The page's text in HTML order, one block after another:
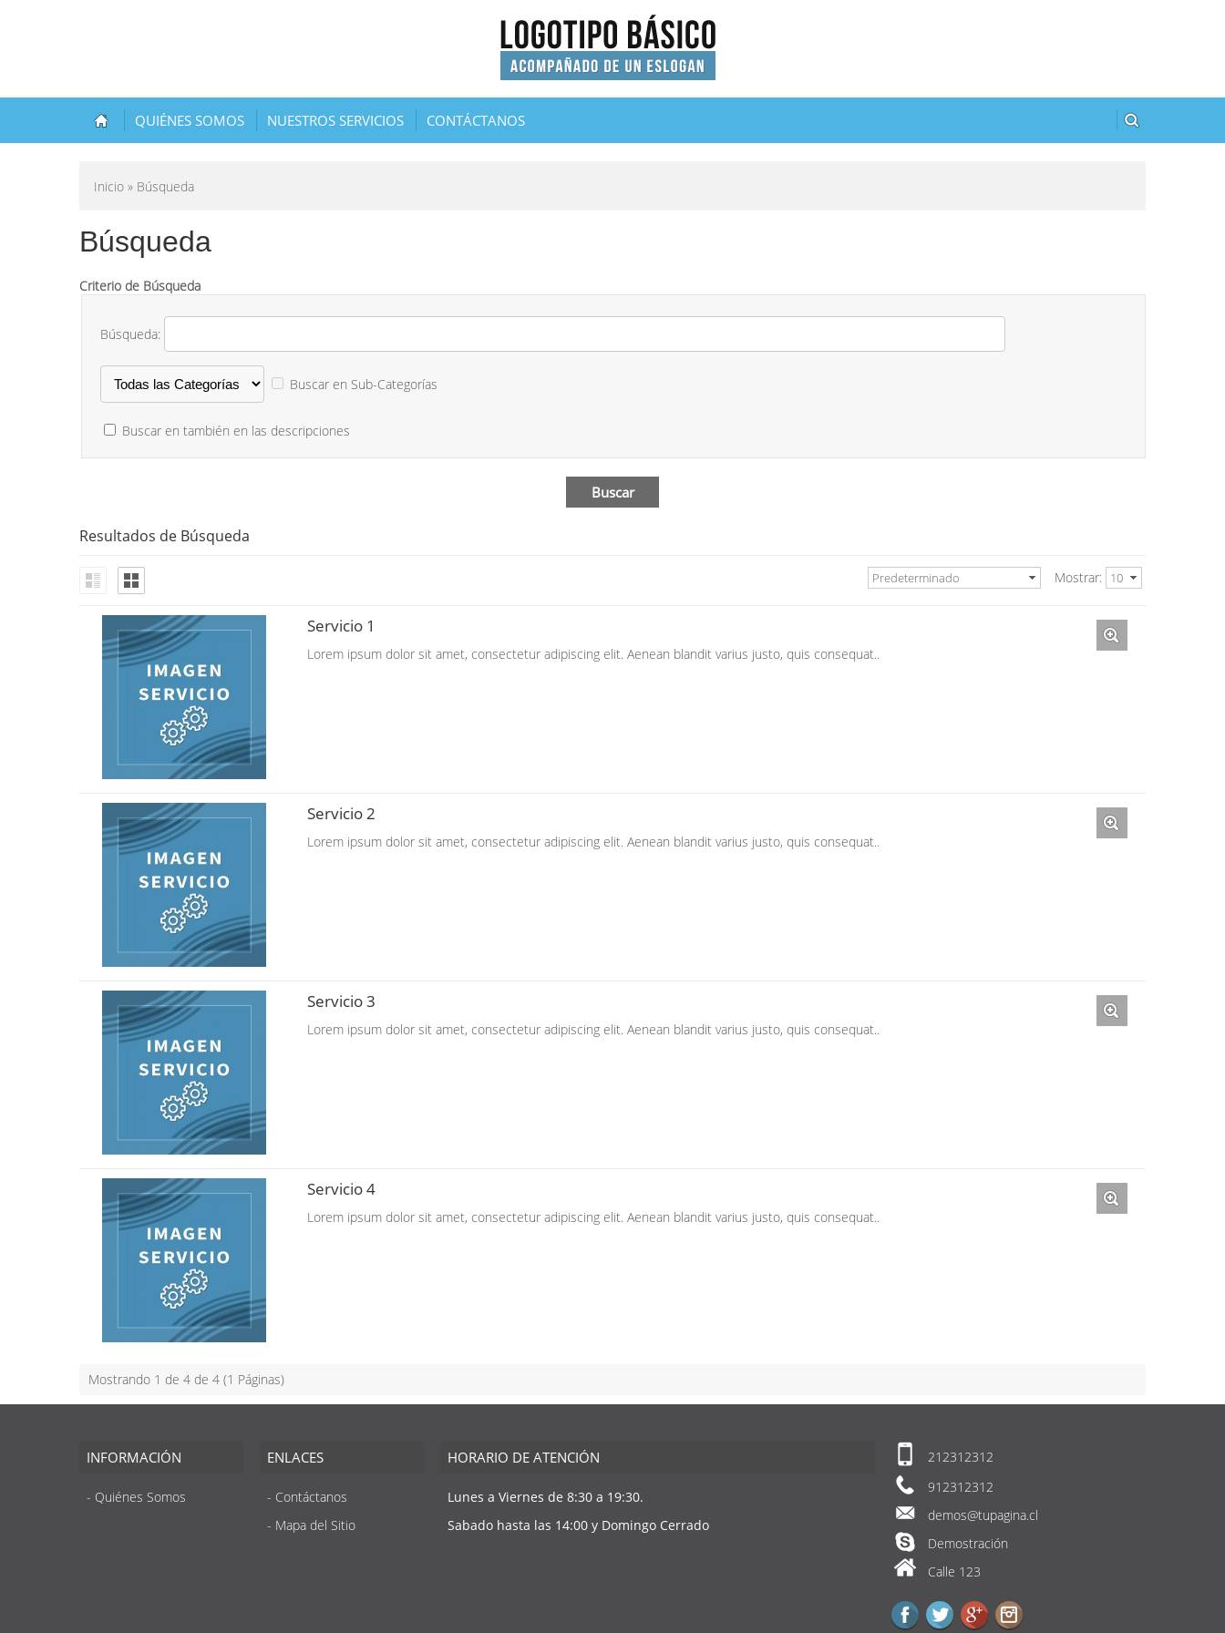
QUIÉNES SOMOS NUESTROS SERVICIOS CONTÁCTANOS
Inicio » Búsqueda
Búsqueda
Criterio de Búsqueda
Búsqueda:
Buscar en Sub-Categorías
Buscar en también en las descripciones
Resultados de Búsqueda
Mostrar: 10
Predeterminado
Servicio 1
Lorem ipsum dolor sit amet, consectetur adipiscing elit. Aenean blandit varius justo, quis consequat..
Servicio 2
Lorem ipsum dolor sit amet, consectetur adipiscing elit. Aenean blandit varius justo, quis consequat..
Servicio 3
Lorem ipsum dolor sit amet, consectetur adipiscing elit. Aenean blandit varius justo, quis consequat..
Servicio 4
Lorem ipsum dolor sit amet, consectetur adipiscing elit. Aenean blandit varius justo, quis consequat..
Mostrando 1 de 4 de 4 (1 Páginas)
INFORMACIÓN
Quiénes Somos
ENLACES
Contáctanos
Mapa del Sitio
HORARIO DE ATENCIÓN
Lunes a Viernes de 8:30 a 19:30.
Sabado hasta las 14:00 y Domingo Cerrado
212312312
912312312
demos@tupagina.cl
Demostración
Calle 123